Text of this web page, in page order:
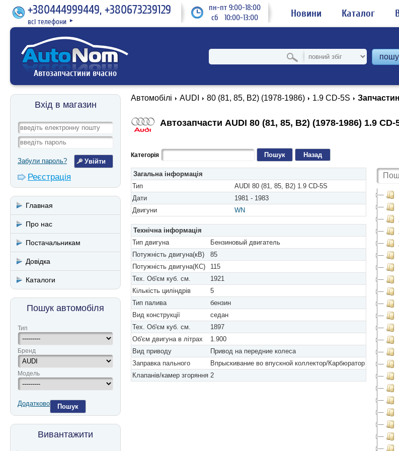
+380444999449, +380673239129
всі телефони ►
пн-пт 9:00-18:00
сб 10:00-13:00
Новини Каталог
Автозапчастини вчасно
Вхід в магазин
Забули пароль?
Реєстрація
Главная
Про нас
Постачальникам
Довідка
Каталоги
Пошук автомобіля
Тип
Бренд
Модель
Додатково Пошук
Вивантажити
Автомобілі AUDI 80 (81, 85, B2) (1978-1986) 1.9 CD-5S
Автозапчасти AUDI 80 (81, 85, B2) (1978-1986) 1.9 CD-
Категорія Назад
Загальна інформація
Тип
AUDI 80 (81, 85, B2) 1.9 CD-5S
Дати
1981 - 1983
Двигуни
WN
Технічна інформація
Тип двигуна
Бензиновый двигатель
Потужність двигуна(кВ)
85
Потужність двигуна(КС)
115
Тех. Об'єм куб. см.
1921
Кількість циліндрів
5
Тип палива
бензин
Вид конструкції
седан
Тех. Об'єм куб. см.
1897
Об'єм двигуна в літрах
1.900
Вид приводу
Привод на передние колеса
Заправка пального
Впрыскивание во впускной коллектор/Карбюратор
Клапанів/камер згоряння 2